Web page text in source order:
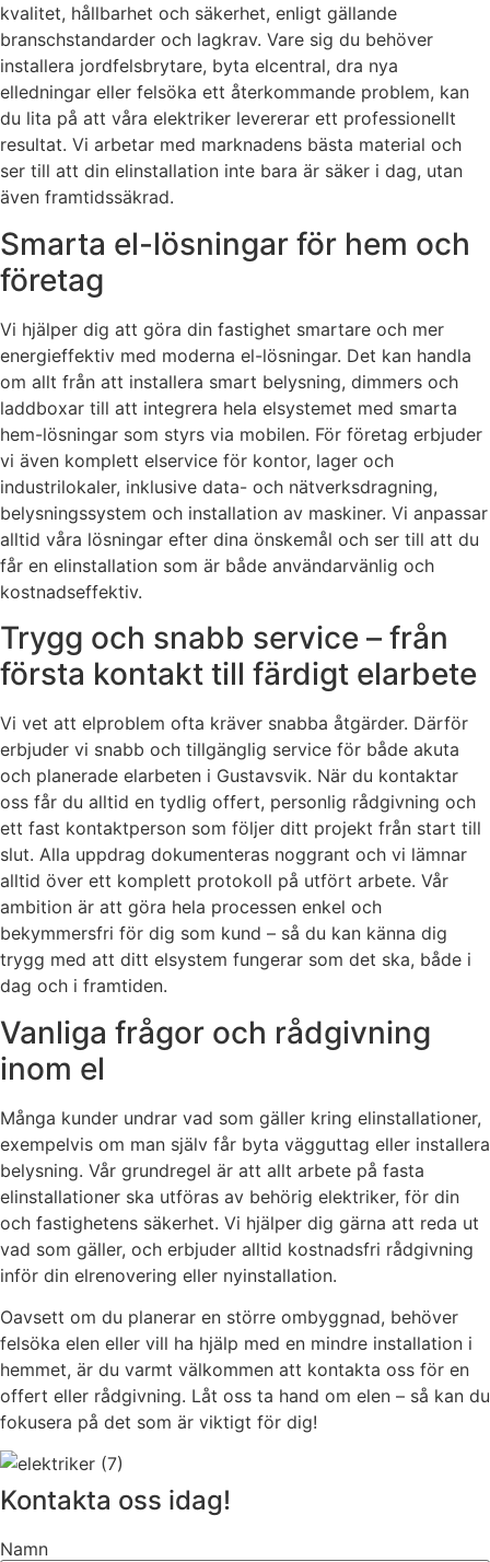
kvalitet, hållbarhet och säkerhet, enligt gällande
branschstandarder och lagkrav. Vare sig du behöver
installera jordfelsbrytare, byta elcentral, dra nya
elledningar eller felsöka ett återkommande problem, kan
du lita på att våra elektriker levererar ett professionellt
resultat. Vi arbetar med marknadens bästa material och
ser till att din elinstallation inte bara är säker i dag, utan
även framtidssäkrad.
Smarta el-lösningar för hem och
företag
Vi hjälper dig att göra din fastighet smartare och mer
energieffektiv med moderna el-lösningar. Det kan handla
om allt från att installera smart belysning, dimmers och
laddboxar till att integrera hela elsystemet med smarta
hem-lösningar som styrs via mobilen. För företag erbjuder
vi även komplett elservice för kontor, lager och
industrilokaler, inklusive data- och nätverksdragning,
belysningssystem och installation av maskiner. Vi anpassar
alltid våra lösningar efter dina önskemål och ser till att du
får en elinstallation som är både användarvänlig och
kostnadseffektiv.
Trygg och snabb service – från
första kontakt till färdigt elarbete
Vi vet att elproblem ofta kräver snabba åtgärder. Därför
erbjuder vi snabb och tillgänglig service för både akuta
och planerade elarbeten i Gustavsvik. När du kontaktar
oss får du alltid en tydlig offert, personlig rådgivning och
ett fast kontaktperson som följer ditt projekt från start till
slut. Alla uppdrag dokumenteras noggrant och vi lämnar
alltid över ett komplett protokoll på utfört arbete. Vår
ambition är att göra hela processen enkel och
bekymmersfri för dig som kund – så du kan känna dig
trygg med att ditt elsystem fungerar som det ska, både i
dag och i framtiden.
Vanliga frågor och rådgivning
inom el
Många kunder undrar vad som gäller kring elinstallationer,
exempelvis om man själv får byta vägguttag eller installera
belysning. Vår grundregel är att allt arbete på fasta
elinstallationer ska utföras av behörig elektriker, för din
och fastighetens säkerhet. Vi hjälper dig gärna att reda ut
vad som gäller, och erbjuder alltid kostnadsfri rådgivning
inför din elrenovering eller nyinstallation.
Oavsett om du planerar en större ombyggnad, behöver
felsöka elen eller vill ha hjälp med en mindre installation i
hemmet, är du varmt välkommen att kontakta oss för en
offert eller rådgivning. Låt oss ta hand om elen – så kan du
fokusera på det som är viktigt för dig!
Kontakta oss idag!
Namn